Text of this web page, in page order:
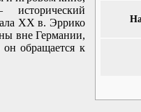
XX в. Эррико
вне Германии,
обращается к